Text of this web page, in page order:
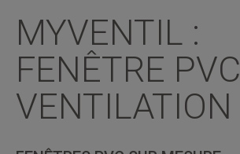
MYVENTIL :
FENÊTRE PVC
VENTILATION